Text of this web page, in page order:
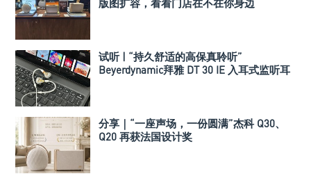
版图扩容，看看门店在不在你身边
试听 | “持久舒适的高保真聆听”
Beyerdynamic拜雅 DT 30 IE 入耳式监听耳
分享｜“一座声场，一份圆满”杰科 Q30、
Q20 再获法国设计奖